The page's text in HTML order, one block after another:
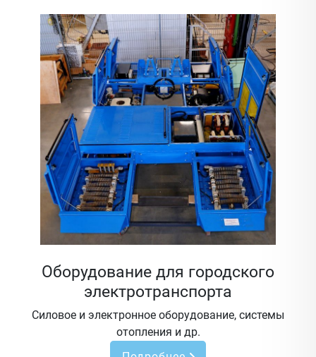
Оборудование для городского
электротранспорта
Силовое и электронное оборудование, системы
отопления и др.